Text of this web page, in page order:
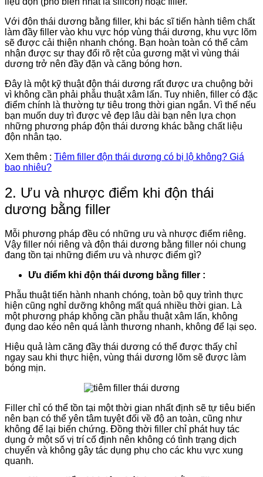
Với độn thái dương bằng filler, khi bác sĩ tiến hành tiêm chất
làm đầy filler vào khu vực hóp vùng thái dương, khu vực lõm
sẽ được cải thiện nhanh chóng. Bạn hoàn toàn có thể cảm
nhận được sự thay đổi rõ rệt của gương mặt vì vùng thái
dương trở nên đầy đặn và căng bóng hơn.
Đây là một kỹ thuật độn thái dương rất được ưa chuộng bởi
vì không cần phải phẫu thuật xâm lấn. Tuy nhiên, filler có đặc
điểm chính là thường tự tiêu trong thời gian ngắn. Vì thế nếu
bạn muốn duy trì được vẻ đẹp lâu dài bạn nên lựa chọn
những phương pháp độn thái dương khác bằng chất liệu
độn nhân tạo.
Xem thêm : Tiêm filler độn thái dương có bị lộ không? Giá
bao nhiêu?
2. Ưu và nhược điểm khi độn thái
dương bằng filler
Mỗi phương pháp đều có những ưu và nhược điểm riêng.
Vậy filler nói riêng và độn thái dương bằng filler nói chung
đang tồn tại những điểm ưu và nhược điểm gì?
Ưu điểm khi độn thái dương bằng filler :
Phẫu thuật tiến hành nhanh chóng, toàn bộ quy trình thực
hiện cũng nghỉ dưỡng không mất quá nhiều thời gian. Là
một phương pháp không cần phẫu thuật xâm lấn, không
đụng dao kéo nên quá lành thương nhanh, không để lại sẹo.
Hiệu quả làm căng đầy thái dương có thể được thấy chỉ
ngay sau khi thực hiện, vùng thái dương lõm sẽ được làm
bóng mịn.
Filler chỉ có thể tồn tại một thời gian nhất định sẽ tự tiêu biến
nên bạn có thể yên tâm tuyệt đối về độ an toàn, cũng như
không để lại biến chứng. Đồng thời filler chỉ phát huy tác
dụng ở một số vị trí cố định nên không có tình trạng dịch
chuyển và không gây tác dụng phụ cho các khu vực xung
quanh.